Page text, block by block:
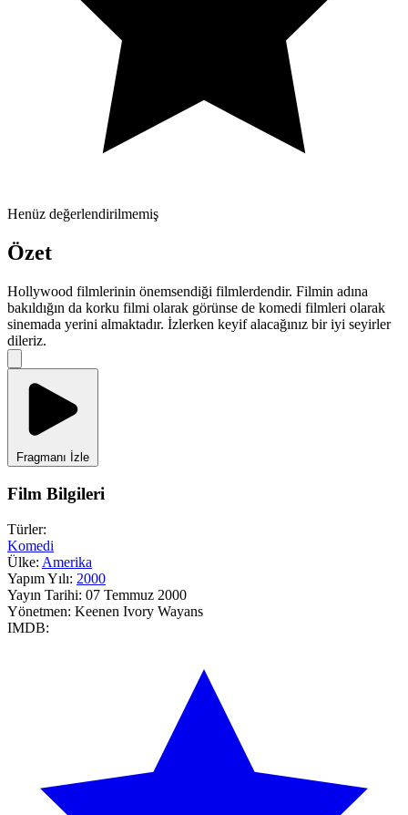
Henüz değerlendirilmemiş
Özet
Hollywood filmlerinin önemsendiği filmlerdendir. Filmin adına
bakıldığın da korku filmi olarak görünse de komedi filmleri olarak
sinemada yerini almaktadır. İzlerken keyif alacağınız bir iyi seyirler
dileriz.
Fragmanı İzle
Film Bilgileri
Türler:
Komedi
Ülke: Amerika
Yapım Yılı: 2000
Yayın Tarihi: 07 Temmuz 2000
Yönetmen: Keenen Ivory Wayans
IMDB: